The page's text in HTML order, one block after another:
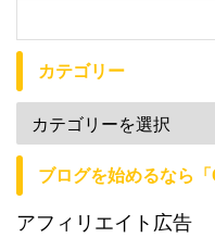
カテゴリー
ブログを始めるなら
アフィリエイト広告